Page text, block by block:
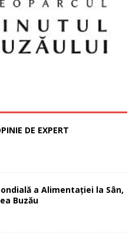
DE EXPERT
a Alimentației la Sân,
Buzău